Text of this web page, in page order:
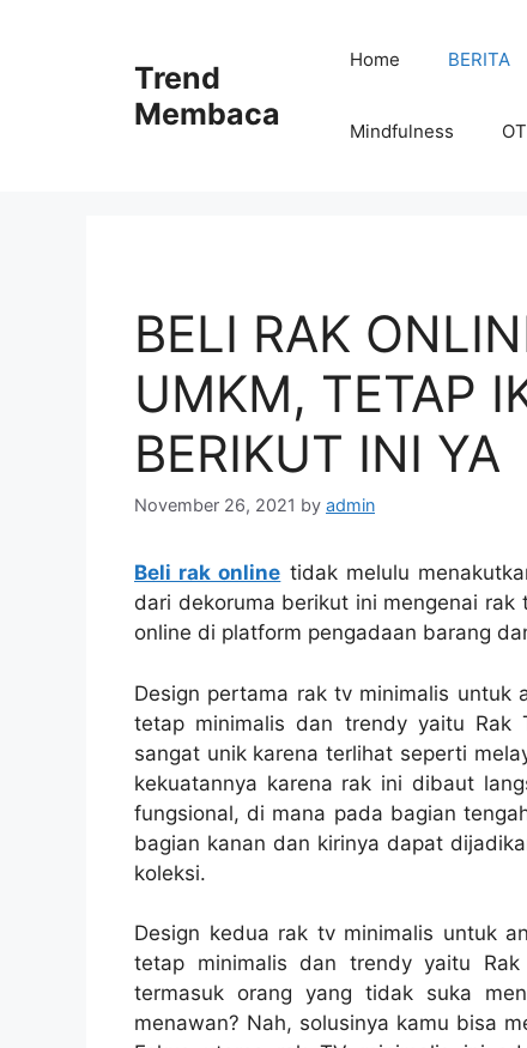
Trend
Membaca
Home BERITA
Mindfulness
BELI RAK
UMKM, TETAP
BERIKUT INI YA
November 26, 2021 by admin
Beli rak online tidak melulu
dari dekoruma berikut ini mengenai
online di platform pengadaan barang
Design pertama rak tv minimalis untuk
tetap minimalis dan trendy yaitu Rak
sangat unik karena terlihat seperti
kekuatannya karena rak ini dibaut
fungsional, di mana pada bagian
bagian kanan dan kirinya dapat
koleksi.
Design kedua rak tv minimalis untuk
tetap minimalis dan trendy yaitu
termasuk orang yang tidak suka
menawan? Nah, solusinya kamu bisa